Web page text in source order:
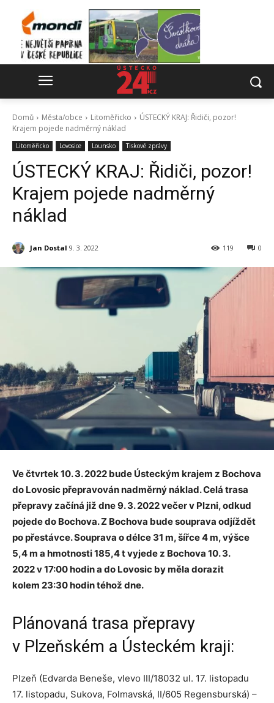
Domů Města/obce Litoměřicko
ÚSTECKÝ KRAJ: Řidiči, pozor!
Krajem pojede nadměrný náklad
Litoměřicko Lovosice Lounsko Tiskové zprávy
ÚSTECKÝ KRAJ: Řidiči, pozor!
Krajem pojede nadměrný
náklad
Jan Dostal 9. 3. 2022 0
119
Ve čtvrtek 10. 3. 2022 bude Ústeckým krajem z Bochova
do Lovosic přepravován nadměrný náklad. Celá trasa
přepravy začíná již dne 9. 3. 2022 večer v Plzni, odkud
pojede do Bochova. Z Bochova bude souprava odjíždět
po přestávce. Souprava o délce 31 m, šířce 4 m, výšce
5,4 m a hmotnosti 185,4 t vyjede z Bochova 10. 3.
2022 v 17:00 hodin a do Lovosic by měla dorazit
kolem 23:30 hodin téhož dne.
Plánovaná trasa přepravy
v Plzeňském a Ústeckém kraji:
Plzeň (Edvarda Beneše, vlevo III/18032 ul. 17. listopadu
17. listopadu, Sukova, Folmavská, II/605 Regensburská) –